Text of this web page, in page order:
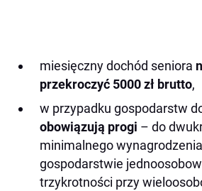
miesięczny dochód seniora
przekroczyć 5000 zł brutto,
w przypadku gospodarstw
obowiązują progi – do
minimalnego
gospodarstwie
trzykrotności przy